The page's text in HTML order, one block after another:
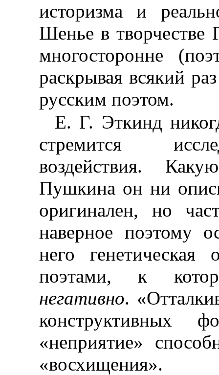
историзма и
Шенье в творчестве
многосторонне
раскрывая всякий
русским поэтом.
Е. Г. Эткинд
стремится
воздействия.
Пушкина он ни
оригинален, но
наверное поэтому
него
поэтами, к
негативно.
конструктивных
«неприятие»
«восхищения».